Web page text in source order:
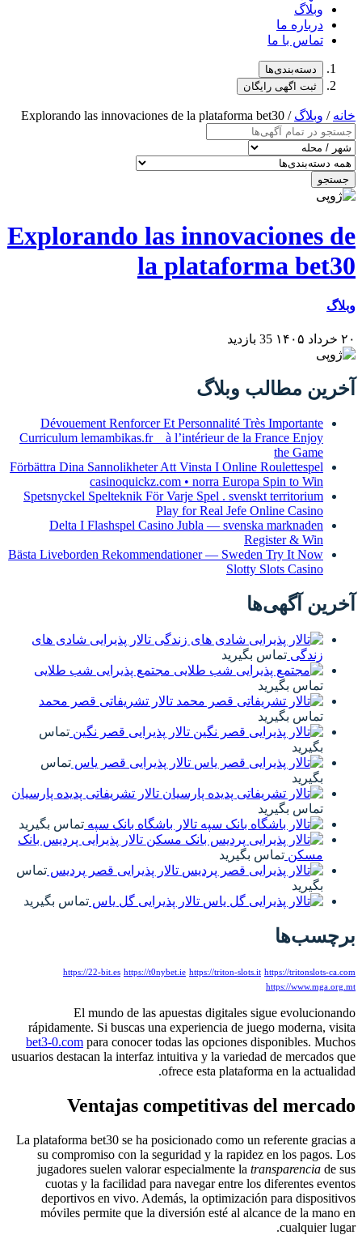
وبلاگ
درباره ما
تماس با ما
دسته‌بندی‌ها
ثبت اگهی رایگان
خانه / وبلاگ / Explorando las innovaciones de la plataforma bet30
جستجو
Explorando las innovaciones de
la plataforma bet30
وبلاگ
۲۰ خرداد ۱۴۰۵ 35 بازدید
آخرین مطالب وبلاگ
Dévouement Renforcer Et Personnalité Très Importante
Curriculum lemambikas.fr _ à l’intérieur de la France Enjoy
the Game
Förbättra Dina Sannolikheter Att Vinsta I Online Roulettespel
casinoquickz.com • norra Europa Spin to Win
Spetsnyckel Spelteknik För Varje Spel . svenskt territorium
Play for Real Jefe Online Casino
Delta I Flashspel Casino Jubla — svenska marknaden
Register & Win
Bästa Liveborden Rekommendationer — Sweden Try It Now
Slotty Slots Casino
آخرین آگهی‌ها
تالار پذیرایی شادی های
زندگی تماس بگیرید
مجتمع پذیرایی شب طلایی
تماس بگیرید
تالار تشریفاتی قصر محمد
تماس بگیرید
تالار پذیرایی قصر نگین تماس
بگیرید
تالار پذیرایی قصر یاس تماس
بگیرید
تالار تشریفاتی پدیده پارسیان
تماس بگیرید
تالار باشگاه بانک سپه تماس بگیرید
تالار پذیرایی پردیس بانک
مسکن تماس بگیرید
تالار پذیرایی قصر پردیس تماس
بگیرید
تالار پذیرایی گل یاس تماس بگیرید
برچسب‌ها
https://22-bit.es https://t0nybet.ie https://triton-slots.it https://tritonslots-ca.com
https://www.mga.org.mt
El mundo de las apuestas digitales sigue evolucionando
rápidamente. Si buscas una experiencia de juego moderna, visita
bet3-0.com para conocer todas las opciones disponibles. Muchos
usuarios destacan la interfaz intuitiva y la variedad de mercados que
ofrece esta plataforma en la actualidad.
Ventajas competitivas del mercado
La plataforma bet30 se ha posicionado como un referente gracias a
su compromiso con la seguridad y la rapidez en los pagos. Los
jugadores suelen valorar especialmente la transparencia de sus
cuotas y la facilidad para navegar entre los diferentes eventos
deportivos en vivo. Además, la optimización para dispositivos
móviles permite que la diversión esté al alcance de la mano en
cualquier lugar.